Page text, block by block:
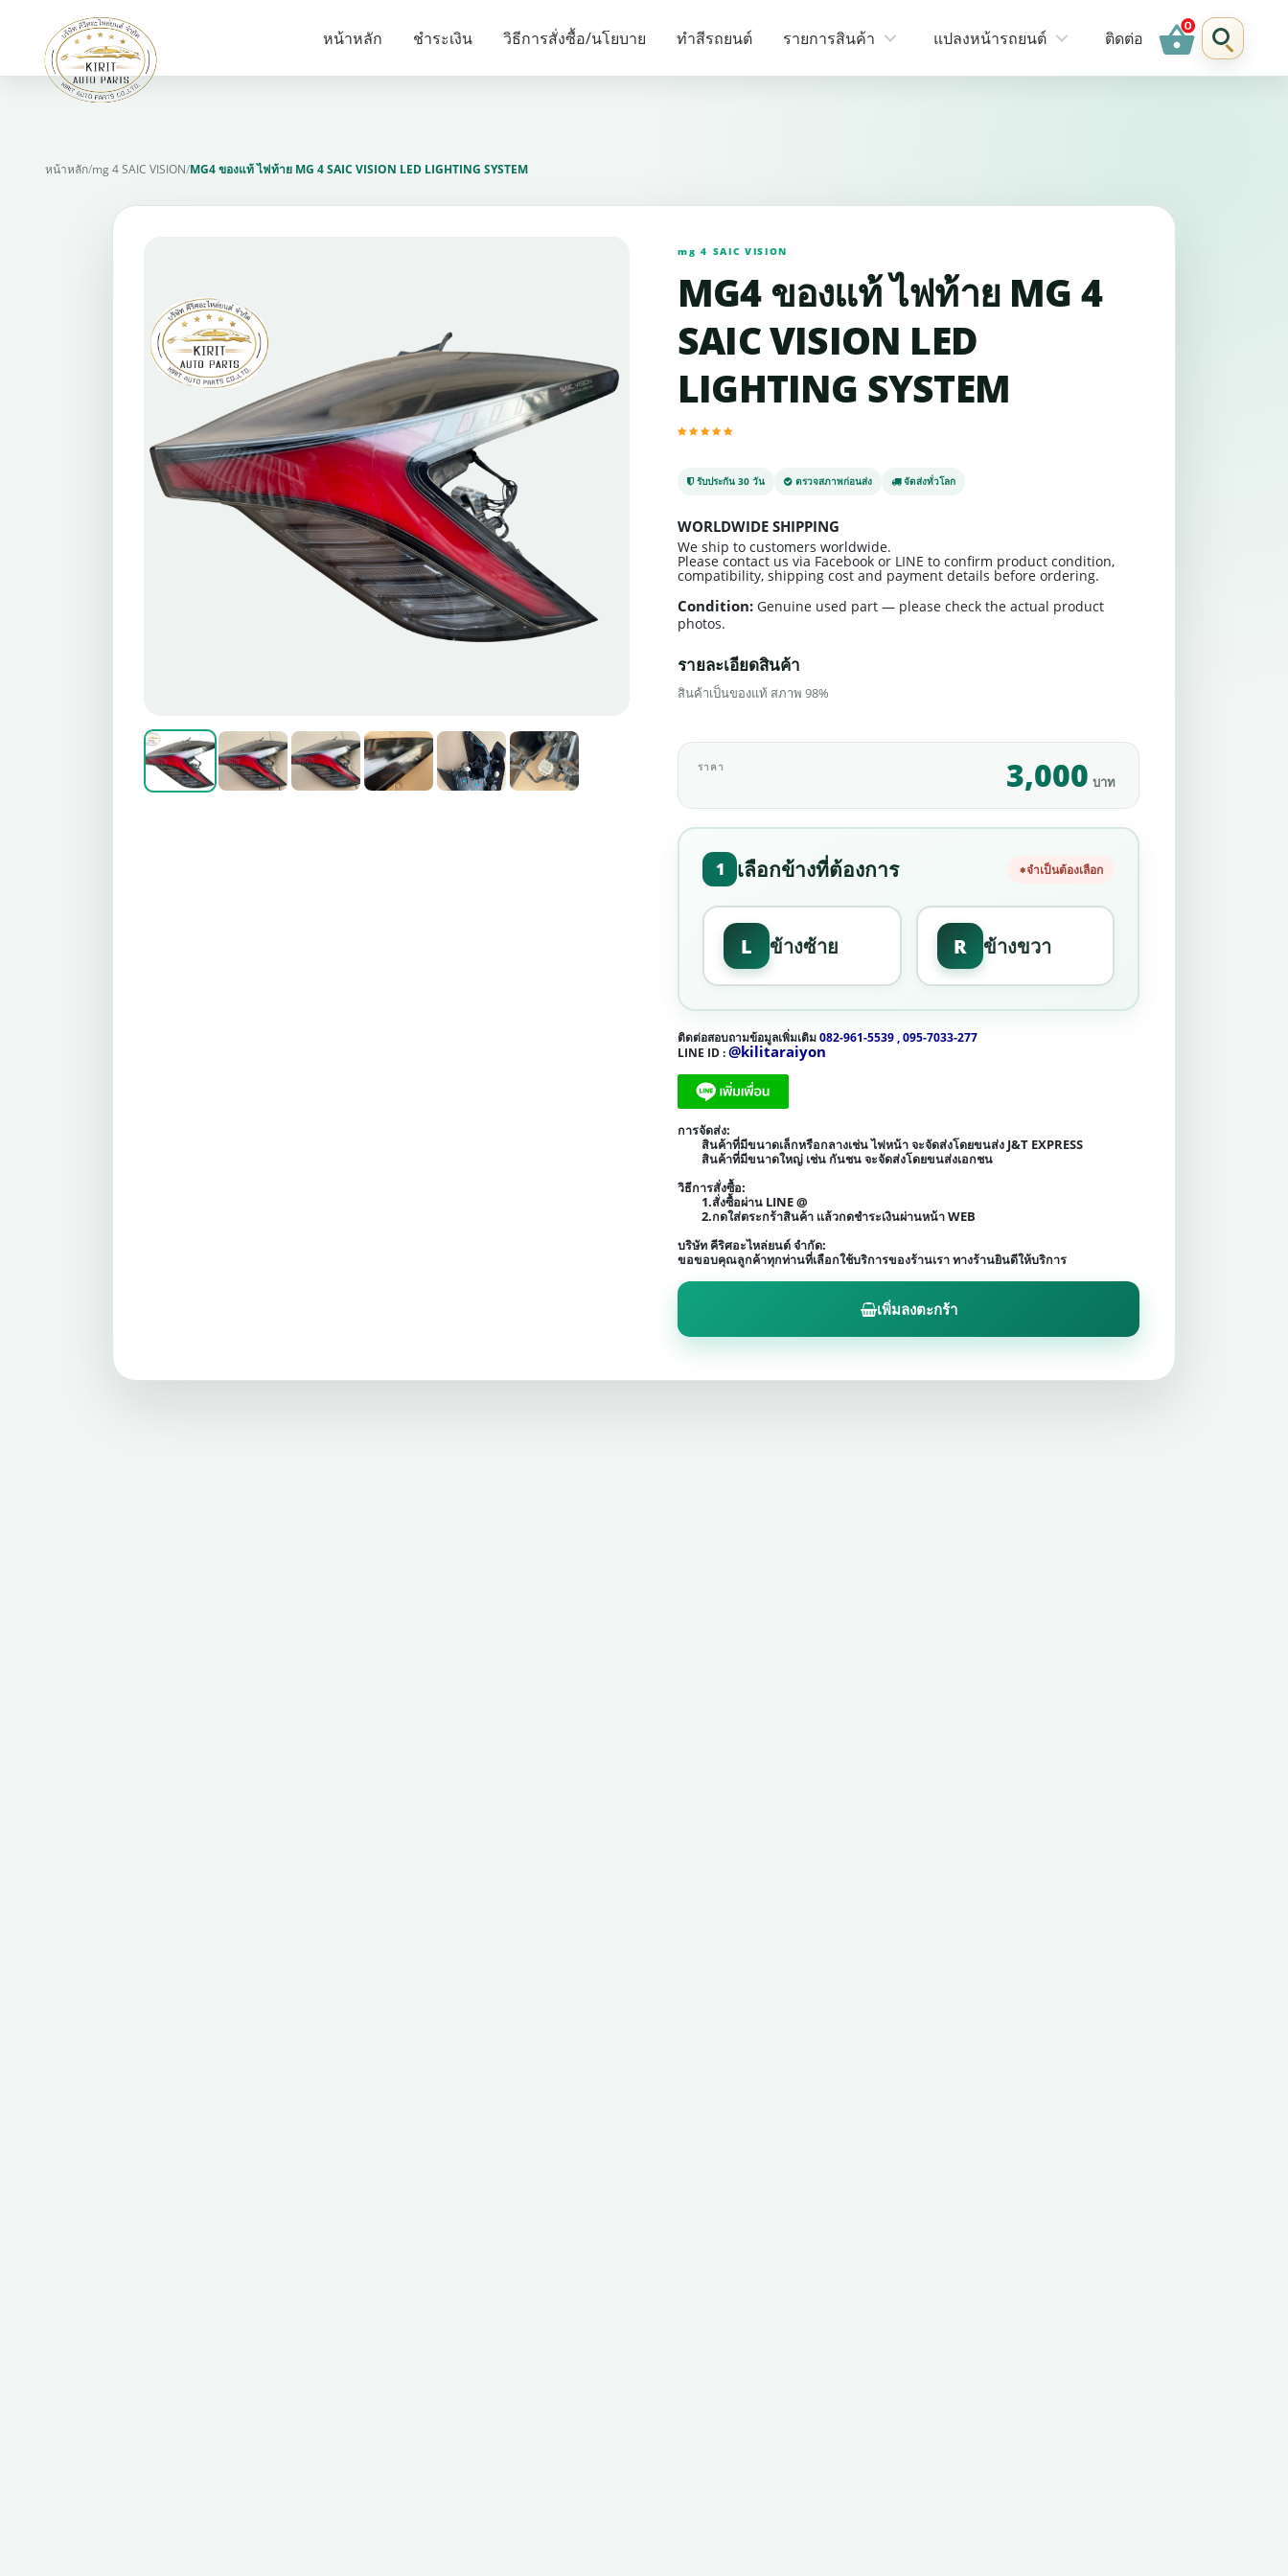
หน้าหลัก ชำระเงิน วิธีการสั่งซื้อ/นโยบาย ทำสีรถยนต์ รายการสินค้า แปลงหน้ารถยนต์ ติดต่อ shopping_basket
รายการแนะนำ
หน้าหลัก/mg 4 SAIC VISION/MG4 ของแท้ ไฟท้าย MG 4 SAIC VISION LED LIGHTING SYSTEM
mg 4 SAIC VISION
MG4 ของแท้ ไฟท้าย MG 4
SAIC VISION LED
LIGHTING SYSTEM
รับประกัน 30 วัน ตรวจสภาพก่อนส่ง จัดส่งทั่วโลก
WORLDWIDE SHIPPING
We ship to customers worldwide.
Please contact us via Facebook or LINE to confirm product condition,
compatibility, shipping cost and payment details before ordering.
Condition: Genuine used part — please check the actual product
photos.
รายละเอียดสินค้า
สินค้าเป็นของแท้ สภาพ 98%
ราคา 3,000 บาท
1 เลือกข้างที่ต้องการ จำเป็นต้องเลือก
L ข้างซ้าย R ข้างขวา
ติดต่อสอบถามข้อมูลเพิ่มเติม082-961-5539 , 095-7033-277
LINE ID :@kilitaraiyon
การจัดส่ง:
สินค้าที่มีขนาดเล็กหรือกลางเช่น ไฟหน้า จะจัดส่งโดยขนส่ง J&T EXPRESS
สินค้าที่มีขนาดใหญ่ เช่น กันชน จะจัดส่งโดยขนส่งเอกชน
วิธีการสั่งซื้อ:
1.สั่งซื้อผ่าน LINE @
2.กดใส่ตระกร้าสินค้า เเล้วกดชำระเงินผ่านหน้า WEB
บริษัท คีริศอะไหล่ยนต์ จำกัด:
ขอขอบคุณลูกค้าทุกท่านที่เลือกใช้บริการของร้านเรา ทางร้านยินดีให้บริการ
เพิ่มลงตะกร้า